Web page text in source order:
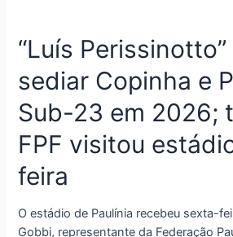
“Luís
sediar Copinha e
Sub-23 em 2026;
FPF visitou
feira
O estádio de Paulínia recebeu sexta-
Gobbi, representante da Federação